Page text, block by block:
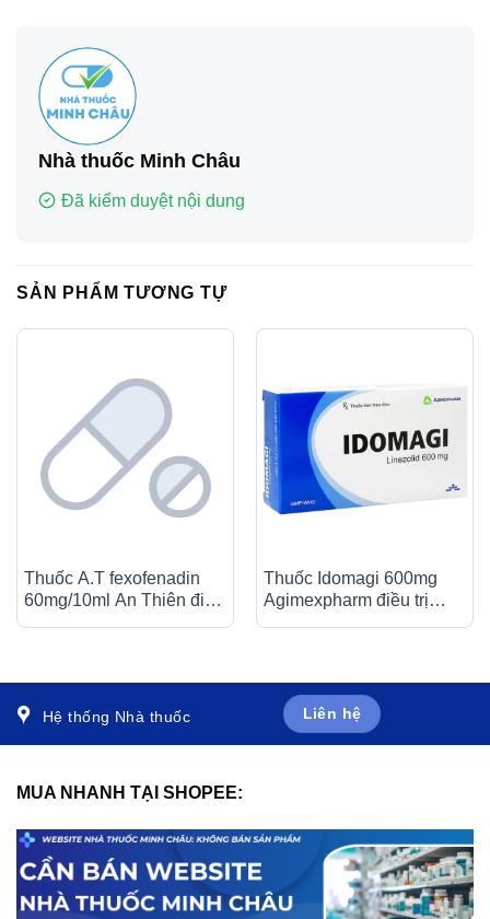
Nhà thuốc Minh Châu
Đã kiểm duyệt nội dung
SẢN PHẨM TƯƠNG TỰ
Thuốc A.T fexofenadin
60mg/10ml An Thiên điều
Thuốc Idomagi 600mg
Agimexpharm điều trị
Hệ thống Nhà thuốc Liên hệ
MUA NHANH TẠI SHOPEE: